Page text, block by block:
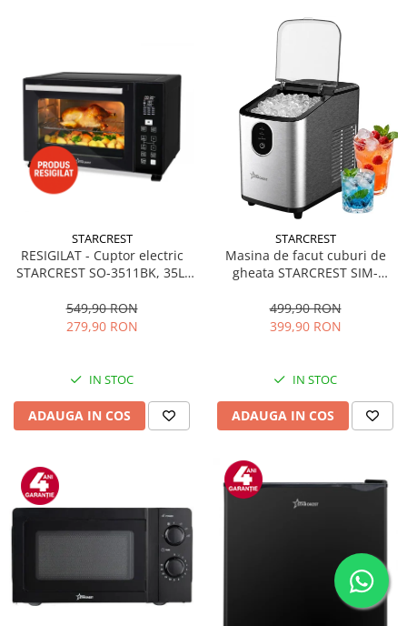
STARCREST
RESIGILAT - Cuptor electric
STARCREST SO-3511BK, 35L,
Programe predefinite,
Interfata digitala, Negru
549,90 RON
279,90 RON
IN STOC
ADAUGA IN COS
STARCREST
Masina de facut cuburi de
gheata STARCREST SIM-
12Kg/24h, Cos gheata
detasabil, Rezervor apa 0.8 l,
499,90 RON
399,90 RON
IN STOC
ADAUGA IN COS